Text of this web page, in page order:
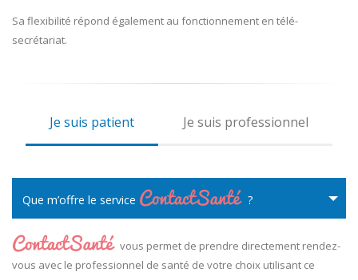
Sa flexibilité répond également au fonctionnement en télé-
secrétariat.
Je suis patient Je suis professionnel
Que m’offre le service ?
vous permet de prendre directement rendez-
vous avec le professionnel de santé de votre choix utilisant ce